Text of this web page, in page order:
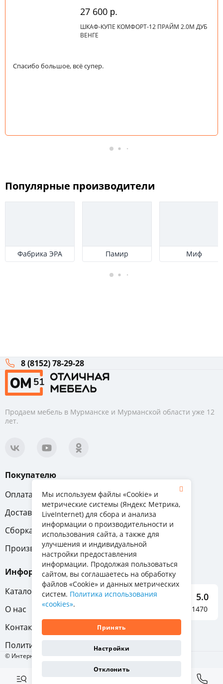
27 600 р.
ШКАФ-КУПЕ КОМФОРТ-12 ПРАЙМ 2.0М ДУБ
ВЕНГЕ
Спасибо большое, всё супер.
Популярные производители
Фабрика ЭРА Памир Миф
8 (8152) 78-29-28
Продаем мебель в Мурманске и Мурманской области уже 12
лет.
Покупателю
Оплата
Вопрос-ответ
Доставка
Обмен и возврат
Сборка
Гарантия
Производители
Информация
Каталог мебели
О нас
Контакты
Политика конфиденциальности
5.0
Отзывы о нас 1470
© Интернет-магазин «Отличная мебель», 2011-2026
Мы используем файлы «Cookie» и
метрические системы (Яндекс Метрика,
LiveInternet) для сбора и анализа
информации о производительности и
использования сайта, а также для
улучшения и индивидуальной
настройки предоставления
информации. Продолжая пользоваться
сайтом, вы соглашаетесь на обработку
файлов «Cookie» и данных метрических
систем. Политика использования
«cookies».
Принять
Настройки
Отклонить